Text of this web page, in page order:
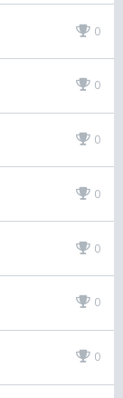
0
0
0
0
0
0
0